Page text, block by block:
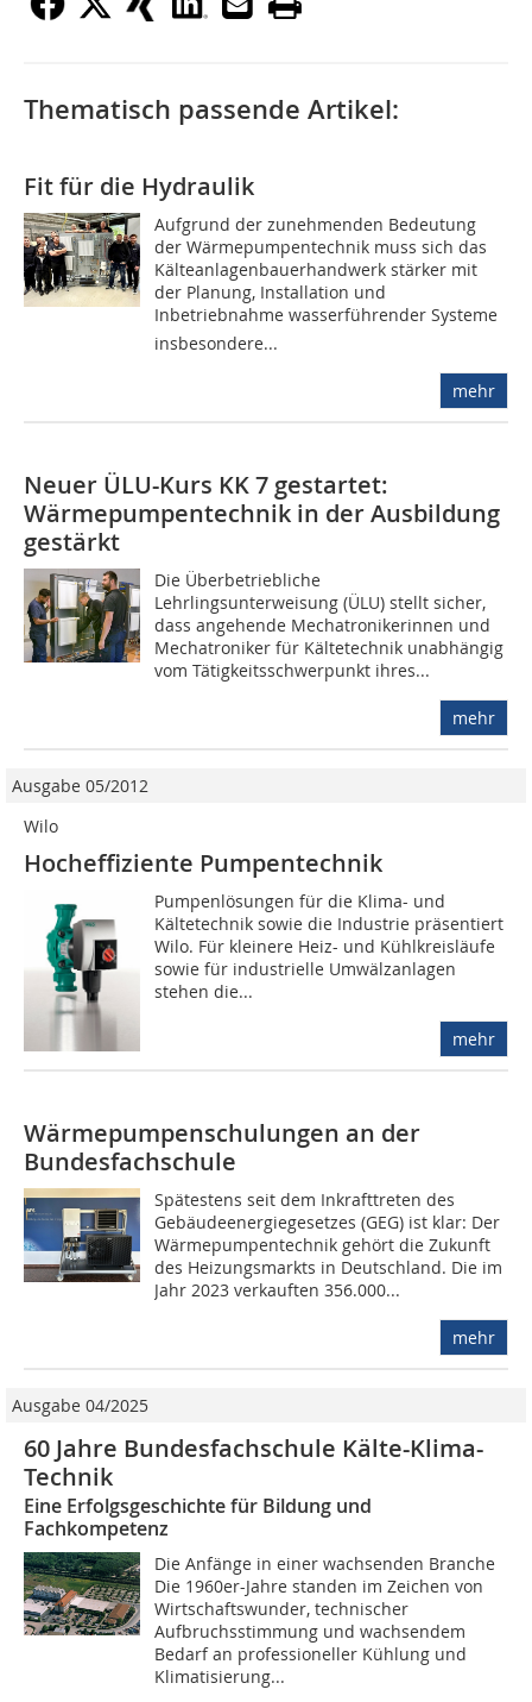
Thematisch passende Artikel:
Fit für die Hydraulik
Aufgrund der zunehmenden Bedeutung
der Wärmepumpentechnik muss sich das
Kälteanlagenbauerhandwerk stärker mit
der Planung, Installation und
Inbetriebnahme wasserführender Systeme 
insbesondere...
mehr
Neuer ÜLU-Kurs KK 7 gestartet:
Wärmepumpentechnik in der Ausbildung
gestärkt
Die Überbetriebliche
Lehrlingsunterweisung (ÜLU) stellt sicher,
dass angehende Mechatronikerinnen und
Mechatroniker für Kältetechnik unabhängig
vom Tätigkeitsschwerpunkt ihres...
mehr
Ausgabe 05/2012
Wilo
Hocheffiziente Pumpentechnik
Pumpenlösungen für die Klima- und
Kältetechnik sowie die Industrie präsentiert
Wilo. Für kleinere Heiz- und Kühlkreisläufe
sowie für industrielle Umwälzanlagen
stehen die...
mehr
Wärmepumpenschulungen an der
Bundesfachschule
Spätestens seit dem Inkrafttreten des
Gebäudeenergiegesetzes (GEG) ist klar: Der
Wärmepumpentechnik gehört die Zukunft
des Heizungsmarkts in Deutschland. Die im
Jahr 2023 verkauften 356.000...
mehr
Ausgabe 04/2025
60 Jahre Bundesfachschule Kälte-Klima-
Technik
Eine Erfolgsgeschichte für Bildung und
Fachkompetenz
Die Anfänge in einer wachsenden Branche
Die 1960er-Jahre standen im Zeichen von
Wirtschaftswunder, technischer
Aufbruchsstimmung und wachsendem
Bedarf an professioneller Kühlung und
Klimatisierung...